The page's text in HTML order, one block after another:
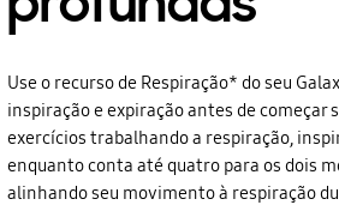
Use o recurso de Respiração* do seu
inspiração e expiração antes de começar
exercícios trabalhando a respiração,
enquanto conta até quatro para os dois
alinhando seu movimento à respiração